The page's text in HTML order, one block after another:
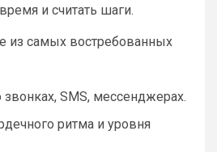
и считать шаги.
из самых востребованных
SMS, мессенджерах.
ритма и уровня